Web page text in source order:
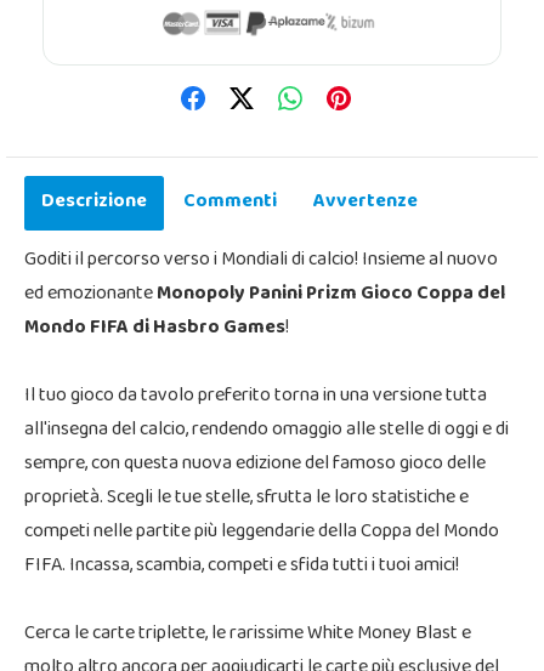
Descrizione Commenti
Avvertenze
Goditi il percorso verso i Mondiali di calcio! Insieme al nuovo
ed emozionanteMonopoly Panini Prizm Gioco Coppa del
Mondo FIFA di Hasbro Games!
Il tuo gioco da tavolo preferito torna in una versione tutta
all'insegna del calcio, rendendo omaggio alle stelle di oggi e di
sempre, con questa nuova edizione del famoso gioco delle
proprietà. Scegli le tue stelle, sfrutta le loro statistiche e
competi nelle partite più leggendarie della Coppa del Mondo
FIFA. Incassa, scambia, competi e sfida tutti i tuoi amici!
Cerca le carte triplette, le rarissime White Money Blast e